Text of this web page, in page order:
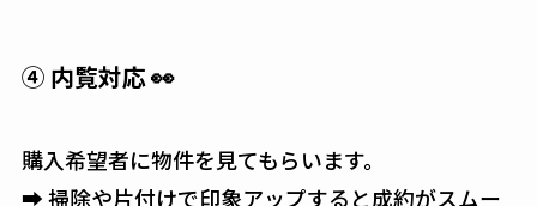
④ 内覧対応 👀
購入希望者に物件を見てもらいます。
➡ 掃除や片付けで印象アップすると成約がスムー